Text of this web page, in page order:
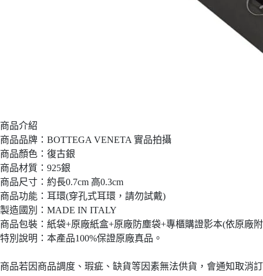
商品介紹
商品品牌：BOTTEGA VENETA 實品拍攝
商品顏色：復古銀
商品材質：925銀
商品尺寸：約長0.7cm 高0.3cm
商品功能：耳環(穿孔式耳環，請勿試戴)
製造國別：MADE IN ITALY
商品包裝：紙袋+原廠紙盒+原廠防塵袋+專櫃購證影本(依原廠
特別說明：本產品100%保證原廠真品。
商品若因商品調度、瑕疵、缺貨等因素無法供貨，會通知取消